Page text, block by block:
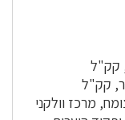
קק"ל
קק"ל
מרכז וולקני